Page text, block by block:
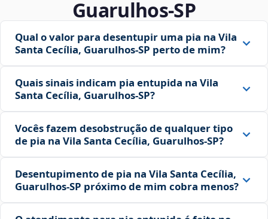
Guarulhos‑SP
Qual o valor para desentupir uma pia na Vila
Santa Cecília, Guarulhos‑SP perto de mim?
Quais sinais indicam pia entupida na Vila
Santa Cecília, Guarulhos‑SP?
Vocês fazem desobstrução de qualquer tipo
de pia na Vila Santa Cecília, Guarulhos‑SP?
Desentupimento de pia na Vila Santa Cecília,
Guarulhos‑SP próximo de mim cobra menos?